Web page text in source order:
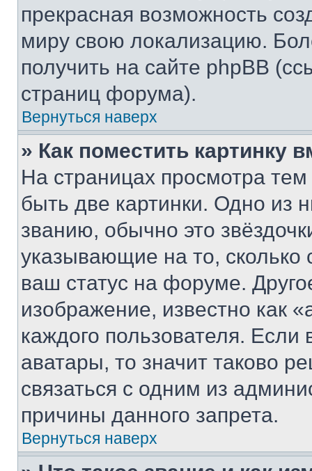
прекрасная возможность
миру свою локализацию.
получить на сайте phpBB
страниц форума).
Вернуться наверх
» Как поместить картинку
На страницах просмотра
быть две картинки. Одно из
званию, обычно это
указывающие на то,
ваш статус на форуме.
изображение, известно как
каждого пользователя.
аватары, то значит таково
связаться с одним из
причины данного запрета.
Вернуться наверх